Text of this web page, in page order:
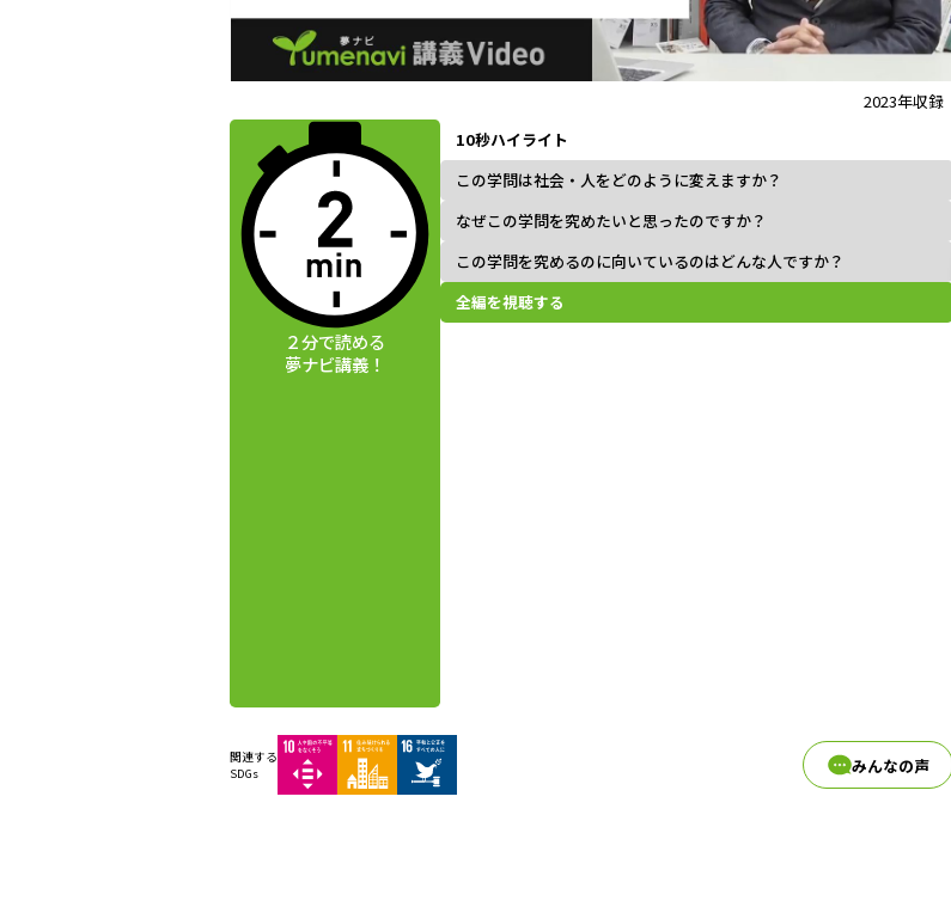
l
a
y
2023年収録
２分で読める
夢ナビ講義！
動画視聴前に
夢ナビ講義を
読んでみよう
10秒ハイライト
この学問は社会・人をどのように変えますか？
なぜこの学問を究めたいと思ったのですか？
この学問を究めるのに向いているのはどんな人ですか？
全編を視聴する
関連する
SDGs
みんなの声